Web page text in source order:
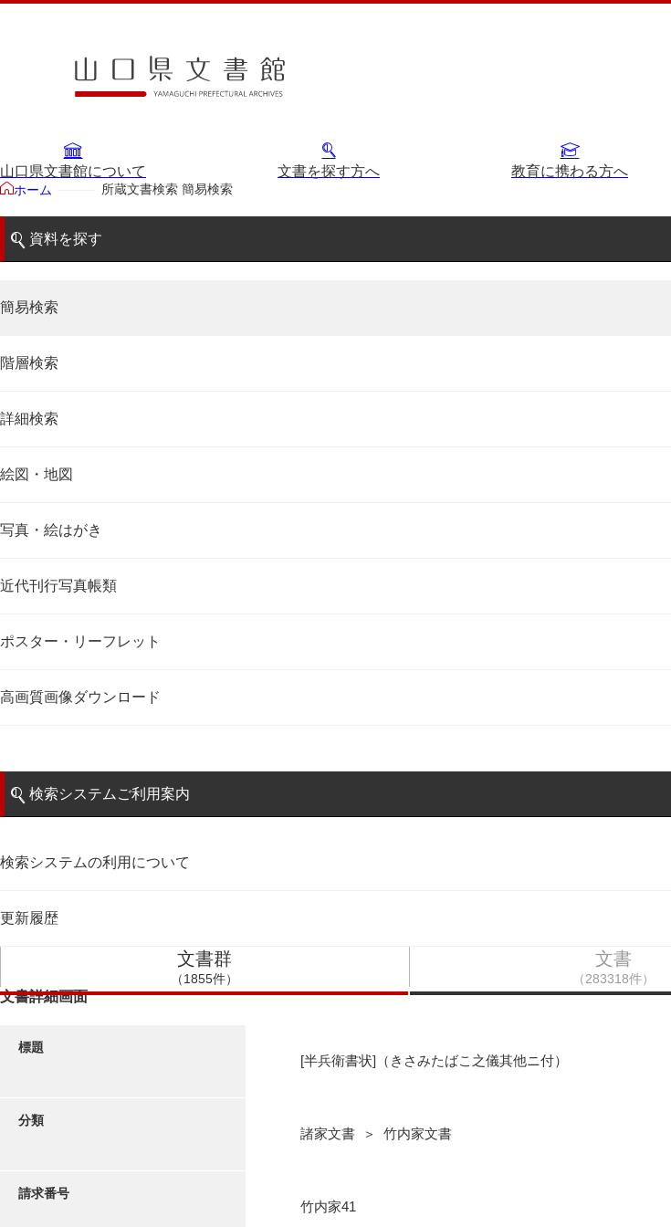
山口県文書館について 文書を探す方へ 教育に携わる方へ
ホーム 所蔵文書検索 簡易検索
資料を探す
簡易検索
階層検索
詳細検索
絵図・地図
写真・絵はがき
近代刊行写真帳類
ポスター・リーフレット
高画質画像ダウンロード
検索システムご利用案内
検索システムの利用について
更新履歴
文書群
（1855件）
文書
（283318件）
文書詳細画面
標題
[半兵衛書状]（きさみたばこ之儀其他ニ付）
分類
諸家文書 ＞ 竹内家文書
請求番号
竹内家41